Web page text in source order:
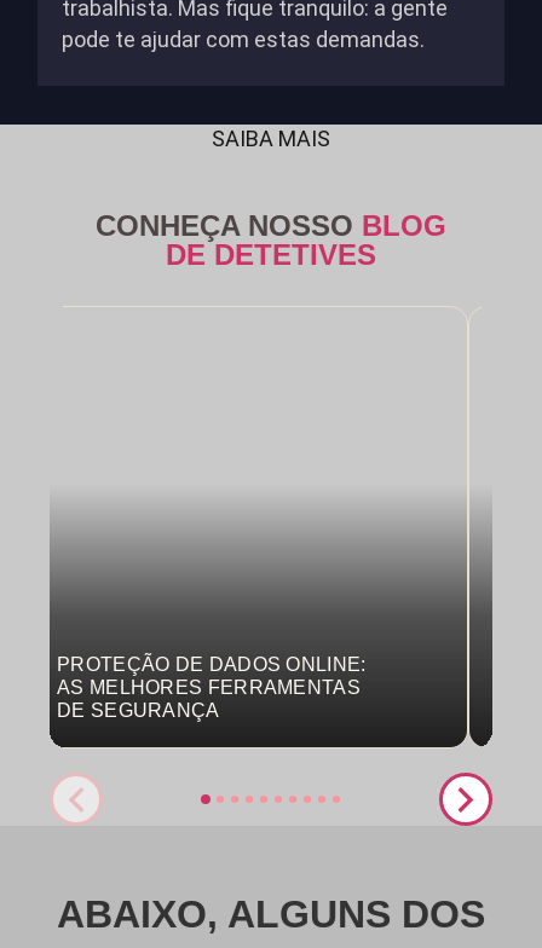
trabalhista. Mas fique tranquilo: a gente
pode te ajudar com estas demandas.
SAIBA MAIS
CONHEÇA NOSSO BLOG
DE DETETIVES
PROTEÇÃO DE DADOS ONLINE:
AS MELHORES FERRAMENTAS
DE SEGURANÇA
ABAIXO, ALGUNS DOS